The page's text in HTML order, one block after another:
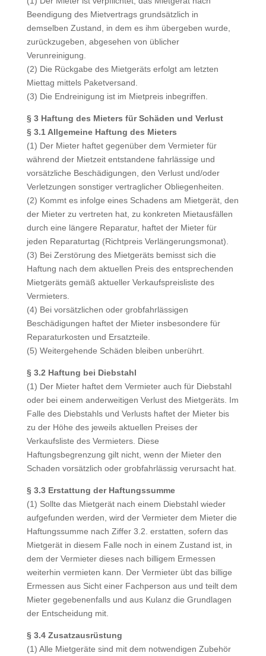
Beendigung des Mietvertrags grundsätzlich in
demselben Zustand, in dem es ihm übergeben wurde,
zurückzugeben, abgesehen von üblicher
Verunreinigung.
(2) Die Rückgabe des Mietgeräts erfolgt am letzten
Miettag mittels Paketversand.
(3) Die Endreinigung ist im Mietpreis inbegriffen.
§ 3 Haftung des Mieters für Schäden und Verlust
§ 3.1 Allgemeine Haftung des Mieters
(1) Der Mieter haftet gegenüber dem Vermieter für
während der Mietzeit entstandene fahrlässige und
vorsätzliche Beschädigungen, den Verlust und/oder
Verletzungen sonstiger vertraglicher Obliegenheiten.
(2) Kommt es infolge eines Schadens am Mietgerät, den
der Mieter zu vertreten hat, zu konkreten Mietausfällen
durch eine längere Reparatur, haftet der Mieter für
jeden Reparaturtag (Richtpreis Verlängerungsmonat).
(3) Bei Zerstörung des Mietgeräts bemisst sich die
Haftung nach dem aktuellen Preis des entsprechenden
Mietgeräts gemäß aktueller Verkaufspreisliste des
Vermieters.
(4) Bei vorsätzlichen oder grobfahrlässigen
Beschädigungen haftet der Mieter insbesondere für
Reparaturkosten und Ersatzteile.
(5) Weitergehende Schäden bleiben unberührt.
§ 3.2 Haftung bei Diebstahl
(1) Der Mieter haftet dem Vermieter auch für Diebstahl
oder bei einem anderweitigen Verlust des Mietgeräts. Im
Falle des Diebstahls und Verlusts haftet der Mieter bis
zu der Höhe des jeweils aktuellen Preises der
Verkaufsliste des Vermieters. Diese
Haftungsbegrenzung gilt nicht, wenn der Mieter den
Schaden vorsätzlich oder grobfahrlässig verursacht hat.
§ 3.3 Erstattung der Haftungssumme
(1) Sollte das Mietgerät nach einem Diebstahl wieder
aufgefunden werden, wird der Vermieter dem Mieter die
Haftungssumme nach Ziffer 3.2. erstatten, sofern das
Mietgerät in diesem Falle noch in einem Zustand ist, in
dem der Vermieter dieses nach billigem Ermessen
weiterhin vermieten kann. Der Vermieter übt das billige
Ermessen aus Sicht einer Fachperson aus und teilt dem
Mieter gegebenenfalls und aus Kulanz die Grundlagen
der Entscheidung mit.
§ 3.4 Zusatzausrüstung
(1) Alle Mietgeräte sind mit dem notwendigen Zubehör